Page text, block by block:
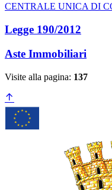
CENTRALE UNICA DI
Legge 190/2012
Aste Immobiliari
Visite alla pagina: 137